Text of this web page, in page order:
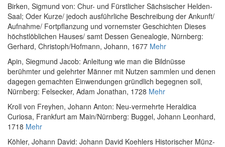
Birken, Sigmund von: Chur- und Fürstlicher Sächsischer Helden-
Saal; Oder Kurze/ jedoch ausführliche Beschreibung der Ankunft/
Aufnahme/ Fortpflanzung und vornemster Geschichten Dieses
höchstlöblichen Hauses/ samt Dessen Genealogie, Nürnberg:
Gerhard, Christoph/Hofmann, Johann, 1677 Mehr
Apin, Siegmund Jacob: Anleitung wie man die Bildnüsse
berühmter und gelehrter Männer mit Nutzen sammlen und denen
dagegen gemachten Einwendungen gründlich begegnen soll,
Nürnberg: Felsecker, Adam Jonathan, 1728 Mehr
Kroll von Freyhen, Johann Anton: Neu-vermehrte Heraldica
Curiosa, Frankfurt am Main/Nürnberg: Buggel, Johann Leonhard,
1718 Mehr
Köhler, Johann David: Johann David Koehlers Historischer Münz-